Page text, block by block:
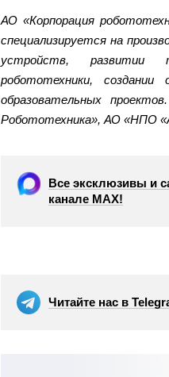
АО «Корпорация
специализируется на
устройств, развитии
робототехники,
образовательных
Робототехника», АО «НПО
Все эксклюзивы и
канале МАХ!
Читайте нас в